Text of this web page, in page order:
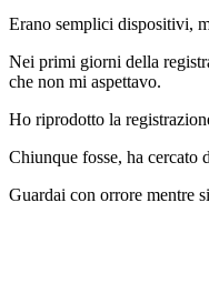
Erano semplici dispositivi,
Nei primi giorni della
che non mi aspettavo.
Ho riprodotto la
Chiunque fosse, ha cercato
Guardai con orrore mentre